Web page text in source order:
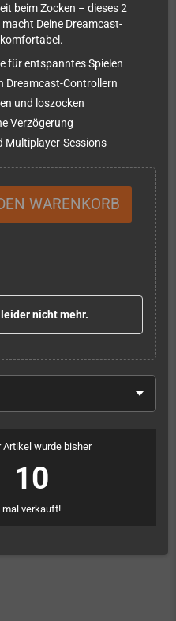
beim Zocken – dieses 2
Deine Dreamcast-
für entspanntes Spielen
Dreamcast-Controllern
und loszocken
Verzögerung
Multiplayer-Sessions
WARENKORB
nicht mehr.
Artikel wurde bisher
10
mal verkauft!